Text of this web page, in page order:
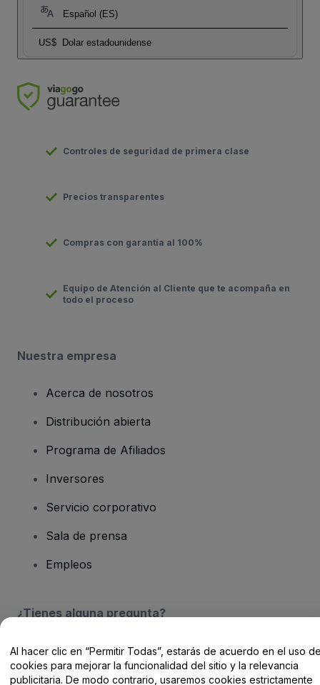
Español (ES)
US$ Dolar estadounidense
Controles de seguridad de primera clase
Precios transparentes
Compras con garantía al 100%
Equipo de Atención al Cliente que te acompaña en
todo el proceso
Nuestra empresa
Acerca de nosotros
Distribución abierta
Programa de Afiliados
Inversores
Servicio corporativo
Sala de prensa
Empleos
¿Tienes alguna pregunta?
Centro de Ayuda / Contacto
Al hacer clic en “Permitir Todas”, estarás de acuerdo en el uso
cookies para mejorar la funcionalidad del sitio y la relevancia
publicitaria. De modo contrario, usaremos cookies estrictamente